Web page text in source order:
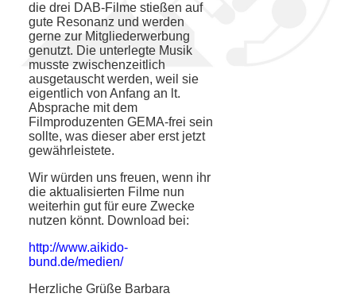
die drei DAB-Filme stießen auf
gute Resonanz und werden
gerne zur Mitgliederwerbung
genutzt. Die unterlegte Musik
musste zwischenzeitlich
ausgetauscht werden, weil sie
eigentlich von Anfang an lt.
Absprache mit dem
Filmproduzenten GEMA-frei sein
sollte, was dieser aber erst jetzt
gewährleistete.
Wir würden uns freuen, wenn ihr
die aktualisierten Filme nun
weiterhin gut für eure Zwecke
nutzen könnt. Download bei:
http://www.aikido-
bund.de/medien/
Herzliche Grüße Barbara